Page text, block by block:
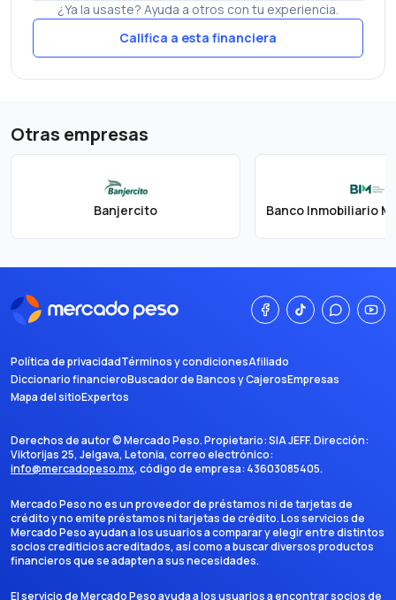
¿Ya la usaste? Ayuda a otros con tu experiencia.
Califica a esta financiera
Otras empresas
Banjercito
Política de privacidadTérminos y condicionesAfiliado
Diccionario financieroBuscador de Bancos y CajerosEmpresas
Mapa del sitioExpertos
Derechos de autor ©Mercado Peso. Propietario:SIA JEFF. Dirección:
Viktorijas 25, Jelgava, Letonia, correo electrónico:
info@mercadopeso.mx, código de empresa: 43603085405.
Mercado Peso no es un proveedor de préstamos ni de tarjetas de
crédito y no emite préstamos ni tarjetas de crédito. Los servicios de
Mercado Peso ayudan a los usuarios a comparar y elegir entre distintos
socios crediticios acreditados, así como a buscar diversos productos
financieros que se adapten a sus necesidades.
El servicio de Mercado Peso ayuda a los usuarios a encontrar socios de